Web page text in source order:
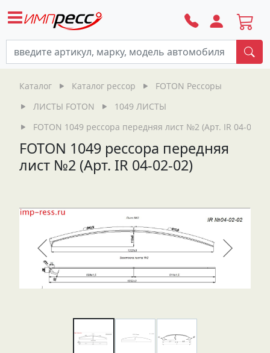
Каталог Каталог рессор
FOTON Рессоры
ЛИСТЫ FOTON
1049 ЛИСТЫ
FOTON 1049 рессора передняя лист №2 (Арт. IR 04-02-
FOTON 1049 рессора передняя
лист №2 (Арт. IR 04-02-02)